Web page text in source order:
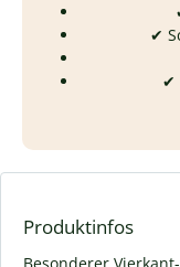
✔
✔
Produktinfos